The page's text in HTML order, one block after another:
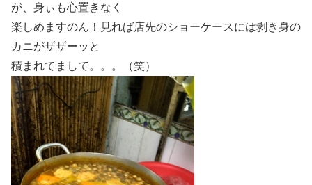
が、身ぃも心置きなく
楽しめますのん！見れば店先のショーケースには剥き身の
カニがザザーッと
積まれてまして。。。（笑）